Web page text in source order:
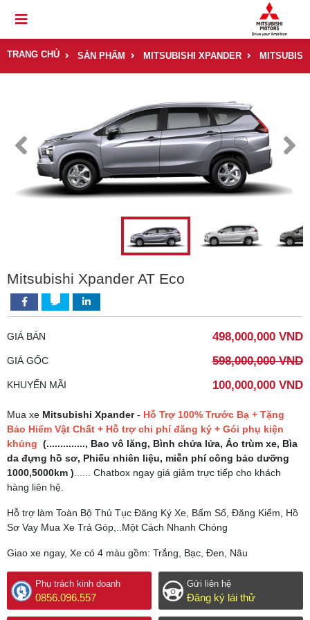
TRANG CHỦ SẢN PHẨM MITSUBISHI XPANDER
Mitsubishi Xpander AT Eco
GIÁ BÁN 498,000,000 VND
GIÁ GỐC 598,000,000 VND
KHUYẾN MÃI 100,000,000 VND
Mua xe Mitsubishi Xpander- Hỗ Trợ 100% Trước Bạ + Tặng
Bảo Hiểm Vật Chất + Hỗ trợ chi phí đăng ký + Gói phụ kiện
khủng (.............., Bao vô lăng, Bình chửa lửa, Áo trùm xe, Bìa
da đựng hồ sơ, Phiếu nhiên liệu, miễn phí công bảo dưỡng
1000,5000km )...... Chatbox ngay giá giảm trực tiếp cho khách
hàng liên hệ.
Hỗ trợ làm Toàn Bộ Thủ Tục Đăng Ký Xe, Bấm Số, Đăng Kiểm, Hồ
Sơ Vay Mua Xe Trả Góp,..Một Cách Nhanh Chóng
Giao xe ngay, Xe có 4 màu gồm: Trắng, Bạc, Đen, Nâu
Phụ trách kinh doanh
0856.096.557
Gửi liên hệ
Đăng ký lái thử